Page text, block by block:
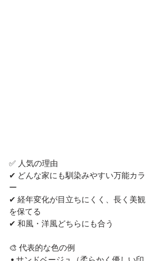
✅ 人気の理由
✔ どんな家にも馴染みやすい万能カラ
ー
✔ 経年変化が目立ちにくく、長く美観
を保てる
✔ 和風・洋風どちらにも合う
🎨 代表的な色の例